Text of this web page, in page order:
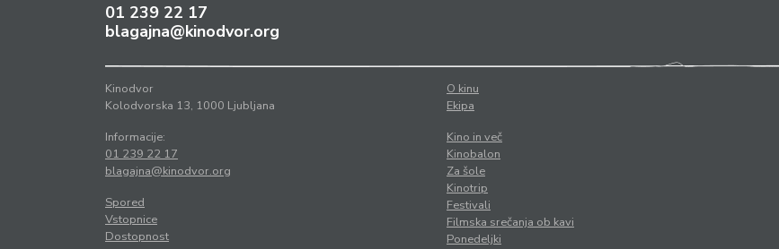
01 239 22 17
blagajna@kinodvor.org
Kinodvor
Kolodvorska 13, 1000 Ljubljana
Informacije:
01 239 22 17
blagajna@kinodvor.org
Spored
Vstopnice
Dostopnost
O kinu
Ekipa
Kino in več
Kinobalon
Za šole
Kinotrip
Festivali
Filmska srečanja ob kavi
Ponedeljki